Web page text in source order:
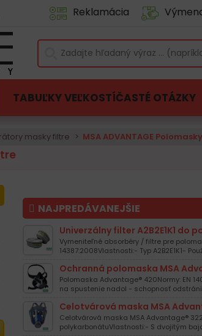
Reklamácia
TABUĽKY VEĽKOSTÍČASTÉ OTÁZKY
masky filtre MSA ADVANTAGE
NAJPREDÁVANEJŠIE
Univerzálny filter A2B2E1K1 do
Vymeniteľné absorbéry / filtre pre
14387:2008Vlastnosti:- Typ A2B2E1K1-
Ochranná polomaska MSA
Polomaska Advantage® 420Normy: EN
na spustenie nadol - schopnosť
Celotvárová maska MSA
Celotvárová maska MSA Advantage®
polykarbonátuVlastnosti:- S dvojitým